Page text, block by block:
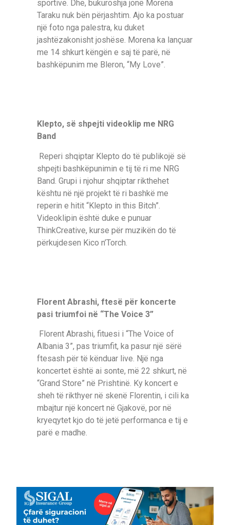
sportive. Dhe, bukuroshja jonë Morena
Taraku nuk bën përjashtim. Ajo ka postuar
një foto nga palestra, ku duket
jashtëzakonisht joshëse. Morena ka lançuar
me 14 shkurt këngën e saj të parë, në
bashkëpunim me Bleron, “My Love”.
Klepto, së shpejti videoklip me NRG
Band
Reperi shqiptar Klepto do të publikojë së
shpejti bashkëpunimin e tij të ri me NRG
Band. Grupi i njohur shqiptar rikthehet
kështu në një projekt të ri bashkë me
reperin e hitit “Klepto in this Bitch”.
Videoklipin është duke e punuar
ThinkCreative, kurse për muzikën do të
përkujdesen Kico n’Torch.
Florent Abrashi, ftesë për koncerte
pasi triumfoi në “The Voice 3”
Florent Abrashi, fituesi i “The Voice of
Albania 3”, pas triumfit, ka pasur një sërë
ftesash për të kënduar live. Një nga
koncertet është ai sonte, më 22 shkurt, në
“Grand Store” në Prishtinë. Ky koncert e
sheh të rikthyer në skenë Florentin, i cili ka
mbajtur një koncert në Gjakovë, por në
kryeqytet kjo do të jetë performanca e tij e
parë e madhe.